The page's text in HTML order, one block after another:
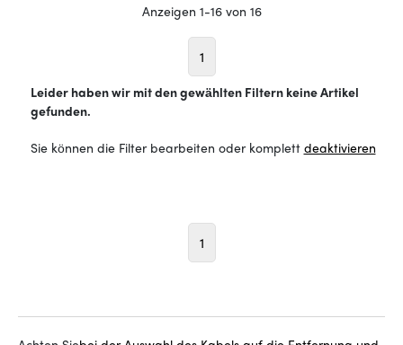
Anzeigen 1-16 von 16
1
Leider haben wir mit den gewählten Filtern keine Artikel
gefunden.
Sie können die Filter bearbeiten oder komplett deaktivieren
1